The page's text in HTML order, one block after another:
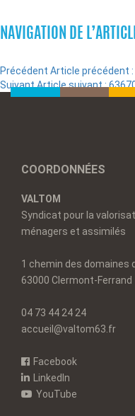
NAVIGATION DE
Précédent Article précédent :
SuivantArticle suivant :
COORDONNÉES
VALTOM
Syndicat pour la
ménagers et assimilés
1 chemin des domaines
63000 Clermont-Ferrand
04 73 44 24 24
accueil@valtom63.fr
Facebook
LinkedIn
YouTube